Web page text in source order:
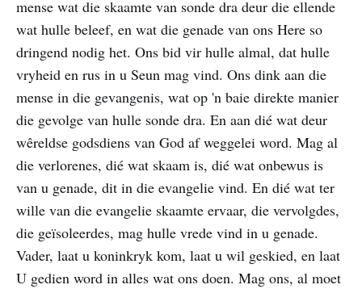
mense wat die skaamte van sonde dra deur die ellende
wat hulle beleef, en wat die genade van ons Here so
dringend nodig het. Ons bid vir hulle almal, dat hulle
vryheid en rus in u Seun mag vind. Ons dink aan die
mense in die gevangenis, wat op 'n baie direkte manier
die gevolge van hulle sonde dra. En aan dié wat deur
wêreldse godsdiens van God af weggelei word. Mag al
die verlorenes, dié wat skaam is, dié wat onbewus is
van u genade, dit in die evangelie vind. En dié wat ter
wille van die evangelie skaamte ervaar, die vervolgdes,
die geïsoleerdes, mag hulle vrede vind in u genade.
Vader, laat u koninkryk kom, laat u wil geskied, en laat
U gedien word in alles wat ons doen. Mag ons, al moet